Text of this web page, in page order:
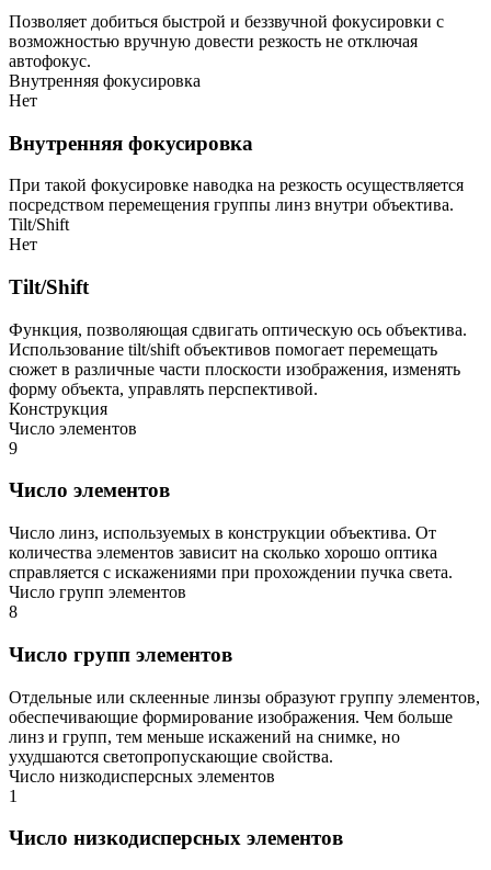
Позволяет добиться быстрой и беззвучной фокусировки с
возможностью вручную довести резкость не отключая
автофокус.
Внутренняя фокусировка
Нет
Внутренняя фокусировка
При такой фокусировке наводка на резкость осуществляется
посредством перемещения группы линз внутри объектива.
Tilt/Shift
Нет
Tilt/Shift
Функция, позволяющая сдвигать оптическую ось объектива.
Использование tilt/shift объективов помогает перемещать
сюжет в различные части плоскости изображения, изменять
форму объекта, управлять перспективой.
Конструкция
Число элементов
9
Число элементов
Число линз, используемых в конструкции объектива. От
количества элементов зависит на сколько хорошо оптика
справляется с искажениями при прохождении пучка света.
Число групп элементов
8
Число групп элементов
Отдельные или склеенные линзы образуют группу элементов,
обеспечивающие формирование изображения. Чем больше
линз и групп, тем меньше искажений на снимке, но
ухудшаются светопропускающие свойства.
Число низкодисперсных элементов
1
Число низкодисперсных элементов